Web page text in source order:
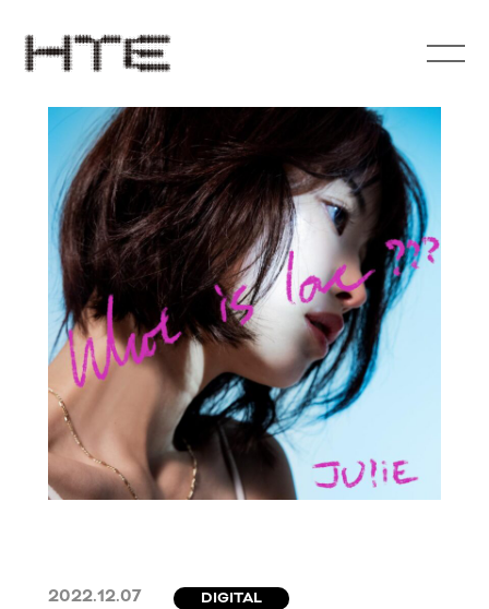
2022.12.07 DIGITAL